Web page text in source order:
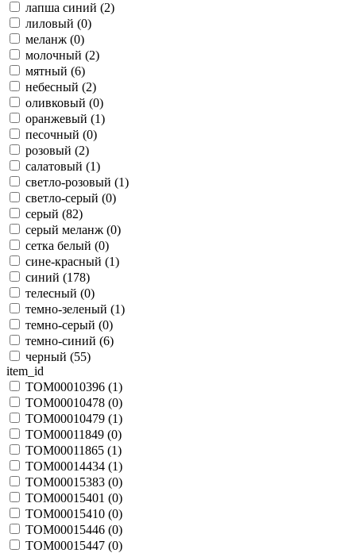
лапша синий (2)
лиловый (0)
меланж (0)
молочный (2)
мятный (6)
небесный (2)
оливковый (0)
оранжевый (1)
песочный (0)
розовый (2)
салатовый (1)
светло-розовый (1)
светло-серый (0)
серый (82)
серый меланж (0)
сетка белый (0)
сине-красный (1)
синий (178)
телесный (0)
темно-зеленый (1)
темно-серый (0)
темно-синий (6)
черный (55)
item_id
TOM00010396 (1)
TOM00010478 (0)
TOM00010479 (1)
TOM00011849 (0)
TOM00011865 (1)
TOM00014434 (1)
TOM00015383 (0)
TOM00015401 (0)
TOM00015410 (0)
TOM00015446 (0)
TOM00015447 (0)